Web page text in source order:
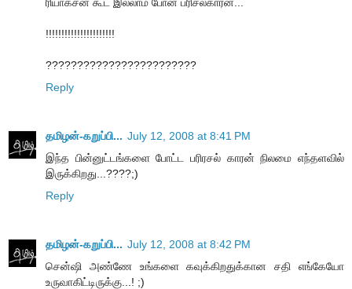
!!!!!!!!!!!!!!!!!!!!!!
????????????????????????
Reply
தமிழன்-கறுப்பி... July 12, 2008 at 8:41 PM
இந்த பின்னுட்டங்களை போட்ட பரிரசல் காரன் நிலமை எந்தளவில்
இருக்கிறது...????;)
Reply
தமிழன்-கறுப்பி... July 12, 2008 at 8:42 PM
சென்ஷி அண்ணே உங்களை கவுக்கிறதுக்கான சதி எங்கேயோ
உருவாகிட்டிருக்கு...! ;)